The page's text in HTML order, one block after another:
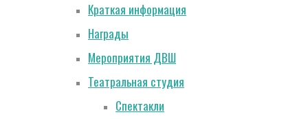
Краткая информация
Награды
Мероприятия ДВШ
Театральная студия
Спектакли